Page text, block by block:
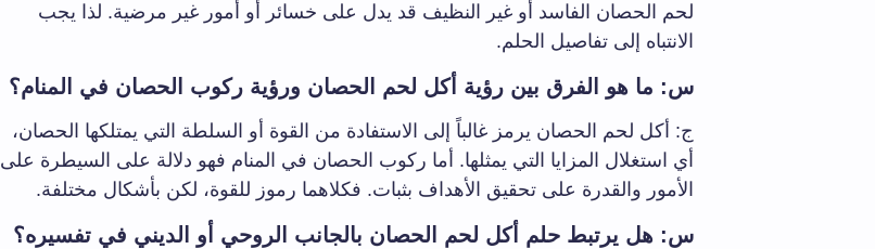
لحم الحصان الفاسد أو غير النظيف قد يدل على خسائر أو أمور غير مرضية. لذا يجب
الانتباه إلى تفاصيل الحلم.
س: ما هو الفرق بين رؤية أكل لحم الحصان ورؤية ركوب الحصان في المنام؟
ج: أكل لحم الحصان يرمز غالباً إلى الاستفادة من القوة أو السلطة التي يمتلكها الحصان،
أي استغلال المزايا التي يمثلها. أما ركوب الحصان في المنام فهو دلالة على السيطرة على
الأمور والقدرة على تحقيق الأهداف بثبات. فكلاهما رموز للقوة، لكن بأشكال مختلفة.
س: هل يرتبط حلم أكل لحم الحصان بالجانب الروحي أو الديني في تفسيره؟